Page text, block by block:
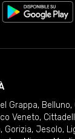
Grappa, Belluno,
Veneto,
, Gorizia, Jesolo,